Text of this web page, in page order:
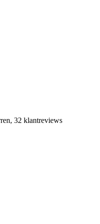
32 klantreviews